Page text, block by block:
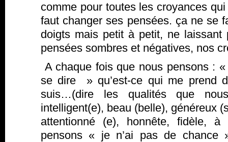
comme pour toutes les croyances
faut changer ses pensées. ça ne se
doigts mais petit à petit, ne laissant
pensées sombres et négatives, nos
A chaque fois que nous pensons :
se dire » qu’est-ce qui me prend
suis…(dire les qualités que
intelligent(e), beau (belle), généreux
attentionné (e), honnête, fidèle, à
pensons « je n’ai pas de chance